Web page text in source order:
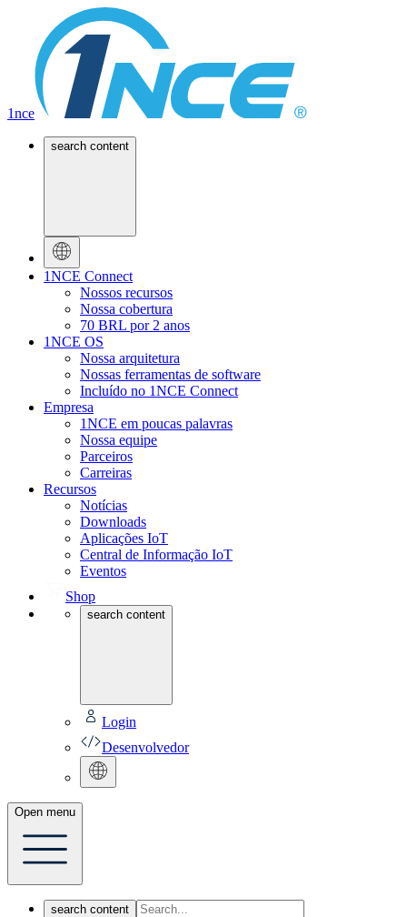
1nce
search content
1NCE Connect
Nossos recursos
Nossa cobertura
70 BRL por 2 anos
1NCE OS
Nossa arquitetura
Nossas ferramentas de software
Incluído no 1NCE Connect
Empresa
1NCE em poucas palavras
Nossa equipe
Parceiros
Carreiras
Recursos
Notícias
Downloads
Aplicações IoT
Central de Informação IoT
Eventos
Shop
search content
Login
Desenvolvedor
Open menu
search content